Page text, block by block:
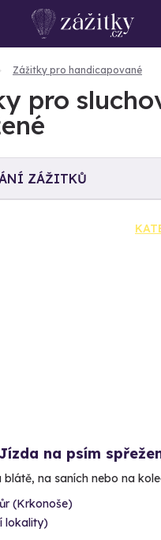
Zážitky pro handicapované
pro
ZÁŽITKŮ
na psím
blátě, na saních nebo na
(Krkonoše)
lokality)